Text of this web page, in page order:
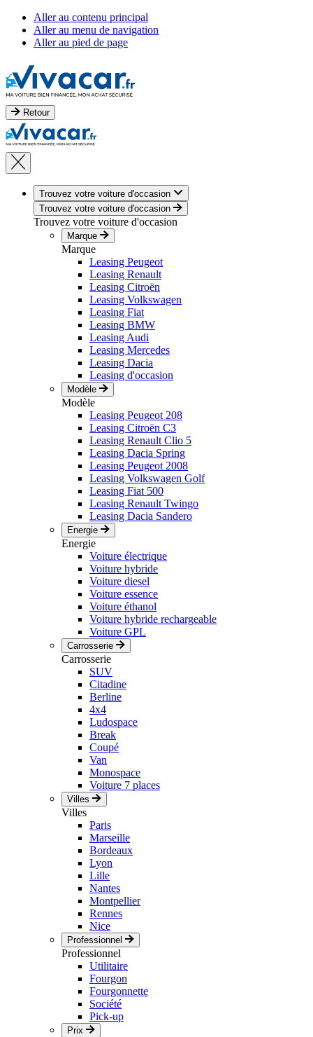
Aller au contenu principal
Aller au menu de navigation
Aller au pied de page
Retour
Trouvez votre voiture d'occasion
Trouvez votre voiture d'occasion
Trouvez votre voiture d'occasion
Marque
Marque
Leasing Peugeot
Leasing Renault
Leasing Citroën
Leasing Volkswagen
Leasing Fiat
Leasing BMW
Leasing Audi
Leasing Mercedes
Leasing Dacia
Leasing d'occasion
Modèle
Modèle
Leasing Peugeot 208
Leasing Citroën C3
Leasing Renault Clio 5
Leasing Dacia Spring
Leasing Peugeot 2008
Leasing Volkswagen Golf
Leasing Fiat 500
Leasing Renault Twingo
Leasing Dacia Sandero
Energie
Energie
Voiture électrique
Voiture hybride
Voiture diesel
Voiture essence
Voiture éthanol
Voiture hybride rechargeable
Voiture GPL
Carrosserie
Carrosserie
SUV
Citadine
Berline
4x4
Ludospace
Break
Coupé
Van
Monospace
Voiture 7 places
Villes
Villes
Paris
Marseille
Bordeaux
Lyon
Lille
Nantes
Montpellier
Rennes
Nice
Professionnel
Professionnel
Utilitaire
Fourgon
Fourgonnette
Société
Pick-up
Prix